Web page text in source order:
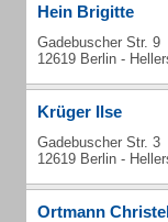
Hein Brigitte
Gadebuscher Str. 9
12619 Berlin -
Krüger Ilse
Gadebuscher Str. 3
12619 Berlin -
Ortmann